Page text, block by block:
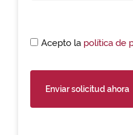
Acepto la política de
Enviar solicitud ahora